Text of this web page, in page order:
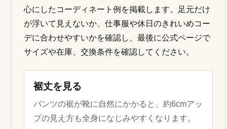
心にしたコーディネート例を掲載します。足元だけ
が浮いて見えないか、仕事服や休日のきれいめコー
デに合わせやすいかを確認し、最後に公式ページで
サイズや在庫、交換条件を確認してください。
裾丈を見る
パンツの裾が靴に自然にかかると、約6cmアッ
プの見え方も全身になじみやすくなります。